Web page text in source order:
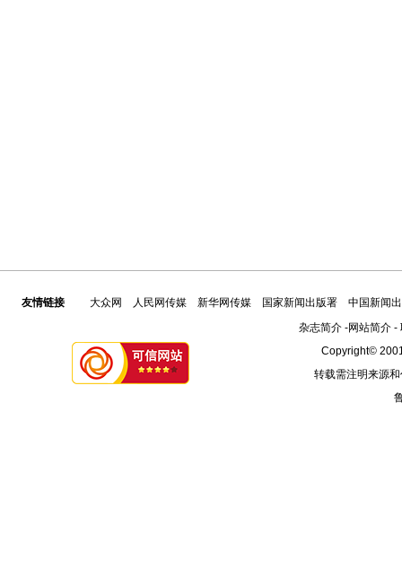
友情链接 大众网 人民网传媒 新华网传媒 国家新闻出版署
中国新闻
杂志简介-网站简介-
Copyright©
转载需注明来源